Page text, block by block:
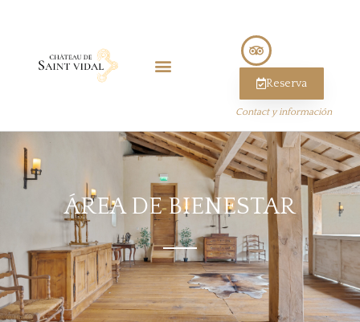
Reserva
Contact y información
ÁREA DE BIENESTAR